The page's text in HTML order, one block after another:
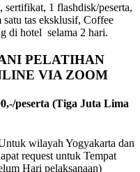
1 flashdisk/peserta,
satu tas eksklusif, Coffee
di hotel selama 2 hari.
PELATIHAN
VIA ZOOM
peserta (Tiga Juta Lima
wilayah Yogyakarta dan
request untuk Tempat
Hari pelaksanaan)